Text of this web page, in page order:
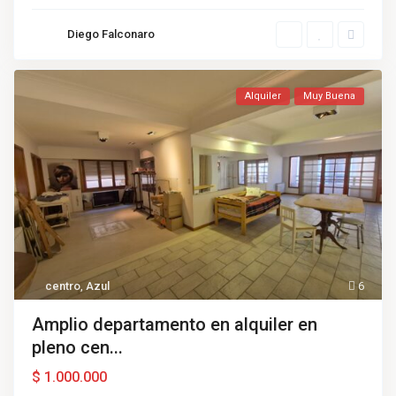
Diego Falconaro
6
centro, Azul
Alquiler Muy Buena
Amplio departamento en alquiler en
pleno cen...
$ 1.000.000